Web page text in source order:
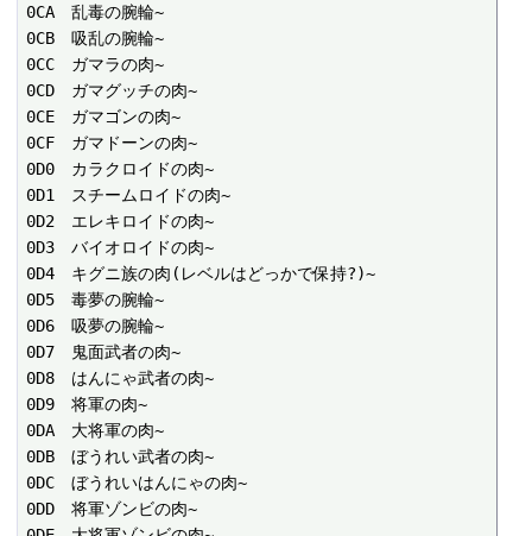
0CA　乱毒の腕輪~
0CB　吸乱の腕輪~
0CC　ガマラの肉~
0CD　ガマグッチの肉~
0CE　ガマゴンの肉~
0CF　ガマドーンの肉~
0D0　カラクロイドの肉~
0D1　スチームロイドの肉~
0D2　エレキロイドの肉~
0D3　バイオロイドの肉~
0D4　キグニ族の肉(レベルはどっかで保持?)~
0D5　毒夢の腕輪~
0D6　吸夢の腕輪~
0D7　鬼面武者の肉~
0D8　はんにゃ武者の肉~
0D9　将軍の肉~
0DA　大将軍の肉~
0DB　ぼうれい武者の肉~
0DC　ぼうれいはんにゃの肉~
0DD　将軍ゾンビの肉~